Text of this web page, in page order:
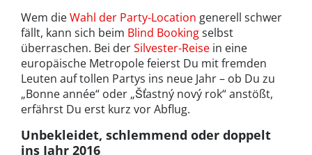
Wem dieWahl der Party-Location generell schwer
fällt, kann sich beim Blind Bookingselbst
überraschen. Bei derSilvester-Reise in eine
europäische Metropole feierst Du mit fremden
Leuten auf tollen Partys ins neue Jahr – ob Du zu
„Bonne année“ oder „Šťastný nový rok“ anstößt,
erfährst Du erst kurz vor Abflug.
Unbekleidet, schlemmend oder doppelt
ins Jahr 2016